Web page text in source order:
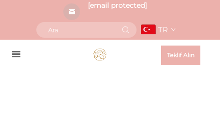
[email protected]
TR
Teklif Alın